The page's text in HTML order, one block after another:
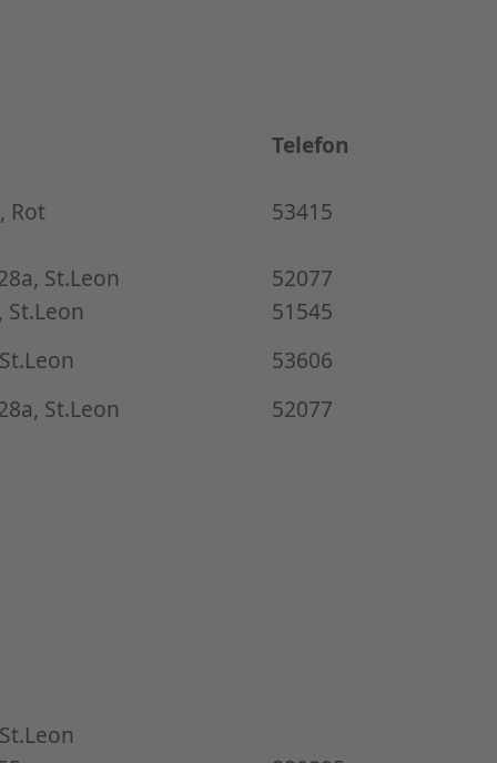
Telefon
Rot
53415
St.Leon
52077
St.Leon
51545
53606
St.Leon
52077